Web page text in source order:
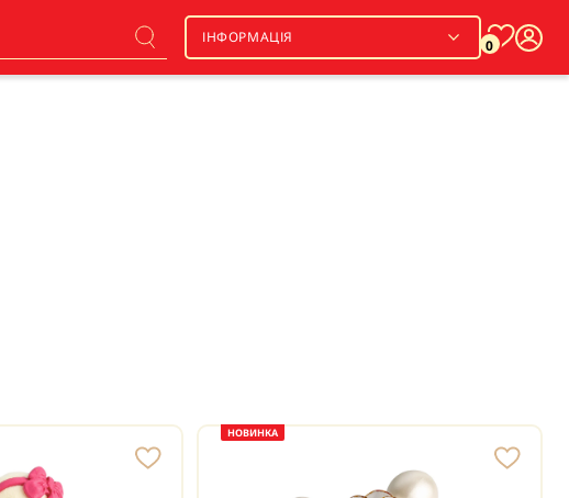
ІНФОРМАЦІЯ 0
НОВИНКА